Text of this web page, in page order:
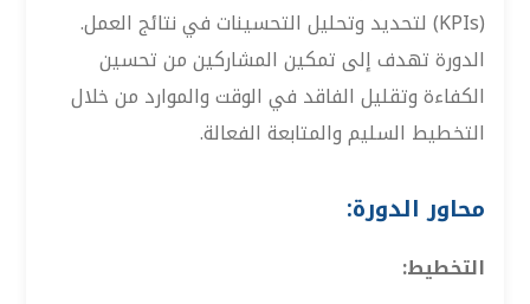
(KPIs) لتحديد وتحليل التحسينات في نتائج العمل.
الدورة تهدف إلى تمكين المشاركين من تحسين
الكفاءة وتقليل الفاقد في الوقت والموارد من خلال
التخطيط السليم والمتابعة الفعالة.
محاور الدورة:
التخطيط: